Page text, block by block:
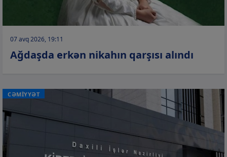
07 avq 2026, 19:11
Ağdaşda erkən nikahın qarşısı alındı
CƏMİYYƏT